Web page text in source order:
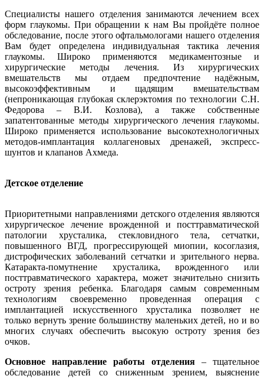
Специалисты нашего отделения занимаются лечением всех
форм глаукомы. При обращении к нам Вы пройдёте полное
обследование, после этого офтальмологами нашего отделения
Вам будет определена индивидуальная тактика лечения
глаукомы. Широко применяются медикаментозные и
хирургические методы лечения. Из хирургических
вмешательств мы отдаем предпочтение надёжным,
высокоэффективным и щадящим вмешательствам
(непроникающая глубокая склерэктомия по технологии С.Н.
Федорова – В.И. Козлова), а также собственные
запатентованные методы хирургического лечения глаукомы.
Широко применяется использование высокотехнологичных
методов-имплантация коллагеновых дренажей, экспресс-
шунтов и клапанов Ахмеда.
Детское отделение
Приоритетными направлениями детского отделения являются
хирургическое лечение врожденной и посттравматической
патологии хрусталика, стекловидного тела, сетчатки,
повышенного ВГД, прогрессирующей миопии, косоглазия,
дистрофических заболеваний сетчатки и зрительного нерва.
Катаракта-помутнение хрусталика, врожденного или
посттравматического характера, может значительно снизить
остроту зрения ребенка. Благодаря самым современным
технологиям своевременно проведенная операция с
имплантацией искусственного хрусталика позволяет не
только вернуть зрение большинству маленьких детей, но и во
многих случаях обеспечить высокую остроту зрения без
очков.
Основное направление работы отделения – тщательное
обследование детей со сниженным зрением, выяснение